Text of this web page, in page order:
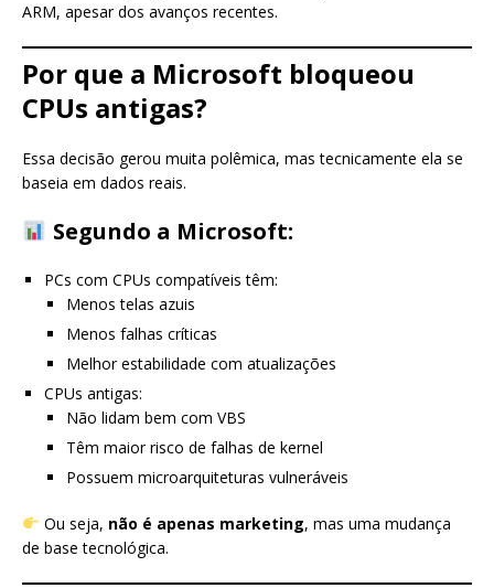
ARM, apesar dos avanços recentes.
Por que a Microsoft bloqueou
CPUs antigas?
Essa decisão gerou muita polêmica, mas tecnicamente ela se
baseia em dados reais.
Segundo a Microsoft:
PCs com CPUs compatíveis têm:
Menos telas azuis
Menos falhas críticas
Melhor estabilidade com atualizações
CPUs antigas:
Não lidam bem com VBS
Têm maior risco de falhas de kernel
Possuem microarquiteturas vulneráveis
Ou seja, não é apenas marketing, mas uma mudança
de base tecnológica.